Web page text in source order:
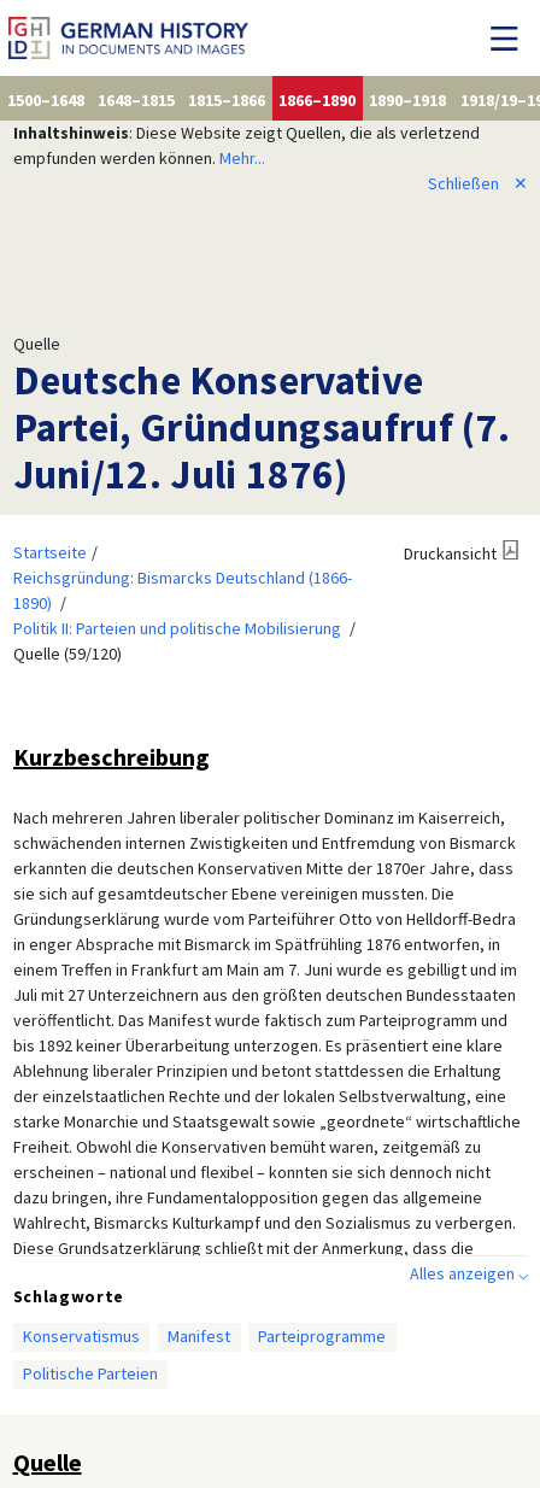
1500–1648 1648–1815 1815–1866 1866–1890 1890–1918
1918/
Inhaltshinweis: Diese Website zeigt Quellen, die als verletzend
empfunden werden können. Mehr...
Schließen
✕
Quelle
Deutsche Konservative
Partei, Gründungsaufruf (7.
Juni/12. Juli 1876)
Startseite
Reichsgründung: Bismarcks Deutschland (1866-
1890)
Politik II: Parteien und politische Mobilisierung
Quelle (59/120)
Druckansicht
Kurzbeschreibung
Nach mehreren Jahren liberaler politischer Dominanz im Kaiserreich,
schwächenden internen Zwistigkeiten und Entfremdung von Bismarck
erkannten die deutschen Konservativen Mitte der 1870er Jahre, dass
sie sich auf gesamtdeutscher Ebene vereinigen mussten. Die
Gründungserklärung wurde vom Parteiführer Otto von Helldorff-Bedra
in enger Absprache mit Bismarck im Spätfrühling 1876 entworfen, in
einem Treffen in Frankfurt am Main am 7. Juni wurde es gebilligt und im
Juli mit 27 Unterzeichnern aus den größten deutschen Bundesstaaten
veröffentlicht. Das Manifest wurde faktisch zum Parteiprogramm und
bis 1892 keiner Überarbeitung unterzogen. Es präsentiert eine klare
Ablehnung liberaler Prinzipien und betont stattdessen die Erhaltung
der einzelstaatlichen Rechte und der lokalen Selbstverwaltung, eine
starke Monarchie und Staatsgewalt sowie „geordnete“ wirtschaftliche
Freiheit. Obwohl die Konservativen bemüht waren, zeitgemäß zu
erscheinen – national und flexibel – konnten sie sich dennoch nicht
dazu bringen, ihre Fundamentalopposition gegen das allgemeine
Wahlrecht, Bismarcks Kulturkampf und den Sozialismus zu verbergen.
Diese Grundsatzerklärung schließt mit der Anmerkung, dass die
deutschen Konservativen ihren Einfluss sowohl nach oben in Richtung
Regierung als auch nach unten in Richtung Volk ausüben werden
die Partei beim Bemühen um diese Zielsetzungen die Quadratur des
Kreises nie schaffte. Die Konservativen profitierten vom
15%). 1890 allerdings schrumpfte die Partei auf 73 Sitze und wurde von
etwa 12% der deutschen Wähler unterstützt.
Alles anzeigen ⌵
Schlagworte
Konservatismus
Manifest
Parteiprogramme
Politische Parteien
Quelle